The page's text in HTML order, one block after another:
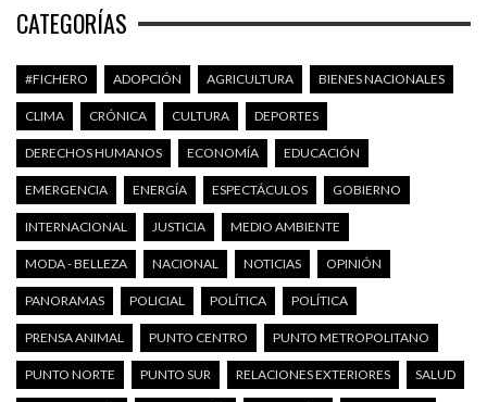
CATEGORÍAS
#FICHERO ADOPCIÓN AGRICULTURA BIENES NACIONALES
CLIMA CRÓNICA CULTURA DEPORTES
DERECHOS HUMANOS ECONOMÍA EDUCACIÓN
EMERGENCIA ENERGÍA ESPECTÁCULOS GOBIERNO
INTERNACIONAL JUSTICIA MEDIO AMBIENTE
MODA - BELLEZA NACIONAL NOTICIAS OPINIÓN
PANORAMAS POLICIAL POLÍTICA POLÍTICA
PRENSA ANIMAL PUNTO CENTRO PUNTO METROPOLITANO
PUNTO NORTE PUNTO SUR RELACIONES EXTERIORES SALUD